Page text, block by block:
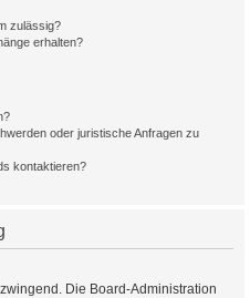
zulässig?
erhalten?
oder juristische Anfragen zu
kontaktieren?
Die Board-Administration